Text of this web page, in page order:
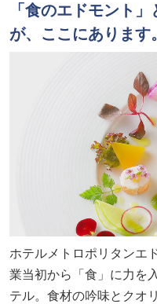
「食のエドモント
が、ここにあります。
ホテルメトロポリタンエ
業当初から「食」に力を
テル。食材の吟味とクオ